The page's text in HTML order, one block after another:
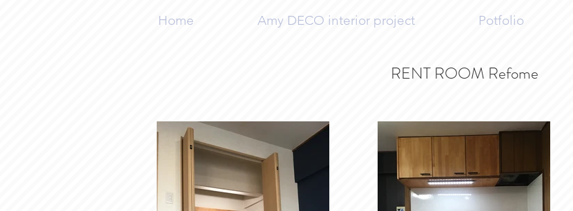
Home Amy DECO interior project Potfolio
RENT ROOM Refome